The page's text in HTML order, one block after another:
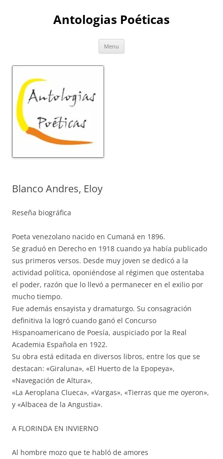
Antologias Poéticas
Menu
Blanco Andres, Eloy
Reseña biográfica
Poeta venezolano nacido en Cumaná en 1896.
Se graduó en Derecho en 1918 cuando ya había publicado
sus primeros versos. Desde muy joven se dedicó a la
actividad política, oponiéndose al régimen que ostentaba
el poder, razón que lo llevó a permanecer en el exilio por
mucho tiempo.
Fue además ensayista y dramaturgo. Su consagración
definitiva la logró cuando ganó el Concurso
Hispanoamericano de Poesía, auspiciado por la Real
Academia Española en 1922.
Su obra está editada en diversos libros, entre los que se
destacan: «Giraluna», «El Huerto de la Epopeya»,
«Navegación de Altura»,
«La Aeroplana Clueca», «Vargas», «Tierras que me oyeron»,
y «Albacea de la Angustia».
A FLORINDA EN INVIERNO
Al hombre mozo que te habló de amores